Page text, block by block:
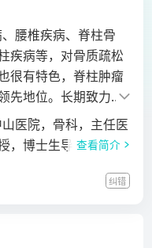
腰椎疾病、脊柱骨
疾病等，对骨质疏松
很有特色，脊柱肿瘤
先地位。长期致力于
脊柱肿瘤的靶向治疗
质疏松发生发展机制
医院，骨科，主任医
，博士生导师。国家
海市科技精英、上海
查看简介
纠错